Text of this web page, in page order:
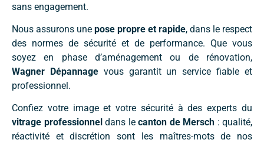
sans engagement.
Nous assurons une pose propre et rapide, dans le respect
des normes de sécurité et de performance. Que vous
soyez en phase d’aménagement ou de rénovation,
Wagner Dépannagevous garantit un service fiable et
professionnel.
Confiez votre image et votre sécurité à des experts du
vitrage professionnel dans le canton de Mersch : qualité,
réactivité et discrétion sont les maîtres-mots de nos